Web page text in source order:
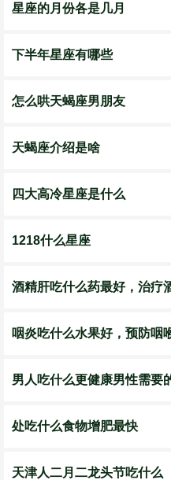
星座的月份各是几月
下半年星座有哪些
怎么哄天蝎座男朋友
天蝎座介绍是啥
四大高冷星座是什么
1218什么星座
酒精肝吃什么药最好，治疗
咽炎吃什么水果好，预防咽
男人吃什么更健康男性需要
处吃什么食物增肥最快
天津人二月二龙头节吃什么